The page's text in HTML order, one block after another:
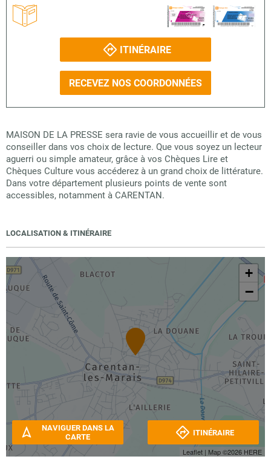
ITINÉRAIRE
RECEVEZ NOS COORDONNÉES
MAISON DE LA PRESSE sera ravie de vous accueillir et de vous
conseiller dans vos choix de lecture. Que vous soyez un lecteur
aguerri ou simple amateur, grâce à vos Chèques Lire et
Chèques Culture vous accéderez à un grand choix de littérature.
Dans votre département plusieurs points de vente sont
accessibles, notamment à CARENTAN.
LOCALISATION & ITINÉRAIRE
+
−
Leaflet | Map ©2026 HERE
NAVIGUER DANS LA
CARTE
ITINÉRAIRE